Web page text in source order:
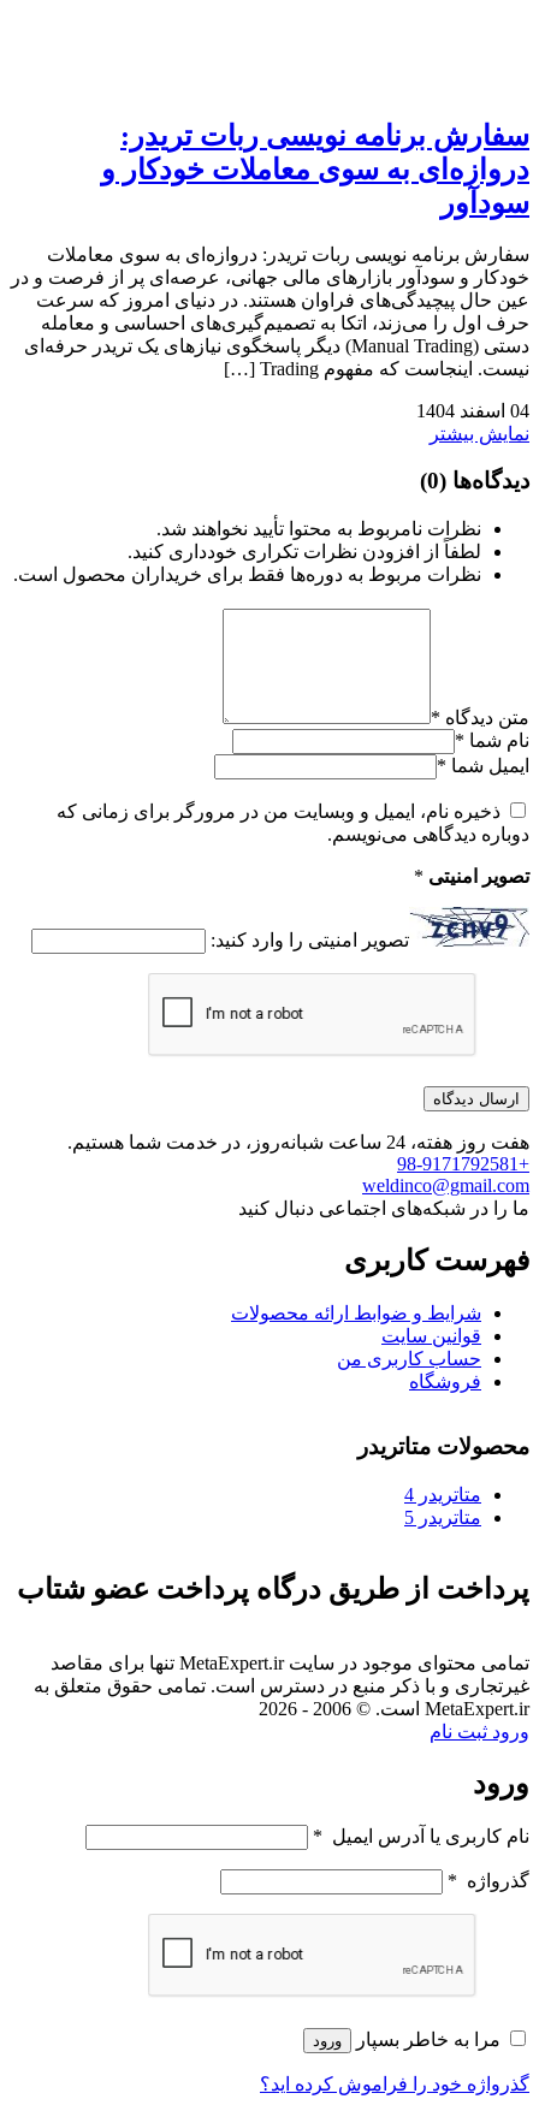
سفارش برنامه نویسی ربات تریدر:
دروازه‌ای به سوی معاملات خودکار و
سودآور
سفارش برنامه نویسی ربات تریدر: دروازه‌ای به سوی معاملات
خودکار و سودآور بازارهای مالی جهانی، عرصه‌ای پر از فرصت و در
عین حال پیچیدگی‌های فراوان هستند. در دنیای امروز که سرعت
حرف اول را می‌زند، اتکا به تصمیم‌گیری‌های احساسی و معامله
دستی (Manual Trading) دیگر پاسخگوی نیازهای یک تریدر حرفه‌ای
نیست. اینجاست که مفهوم Trading […]
04 اسفند 1404
نمایش بیشتر
دیدگاه‌ها (0)
نظرات نامربوط به محتوا تأیید نخواهند شد.
لطفاً از افزودن نظرات تکراری خودداری کنید.
نظرات مربوط به دوره‌ها فقط برای خریداران محصول است.
متن دیدگاه *
نام شما *
ایمیل شما *
ذخیره نام، ایمیل و وبسایت من در مرورگر برای زمانی که
دوباره دیدگاهی می‌نویسم.
تصویر امنیتی *
تصویر امنیتی را وارد کنید:
هفت روز هفته، 24 ساعت شبانه‌روز، در خدمت شما هستیم.
+98-9171792581
weldinco@gmail.com
ما را در شبکه‌های اجتماعی دنبال کنید
فهرست کاربری
شرایط و ضوابط ارائه محصولات
قوانین سایت
حساب کاربری من
فروشگاه
محصولات متاتریدر
متاتريدر 4
متاتريدر 5
پرداخت از طریق درگاه پرداخت عضو شتاب
تمامی محتوای موجود در سایت MetaExpert.ir تنها برای مقاصد
غیرتجاری و با ذکر منبع در دسترس است. تمامی حقوق متعلق به
MetaExpert.ir است. © 2006 - 2026
ورود ثبت نام
ورود
نام کاربری یا آدرس ایمیل *
گذرواژه *
مرا به خاطر بسپار ورود
گذرواژه خود را فراموش کرده اید؟